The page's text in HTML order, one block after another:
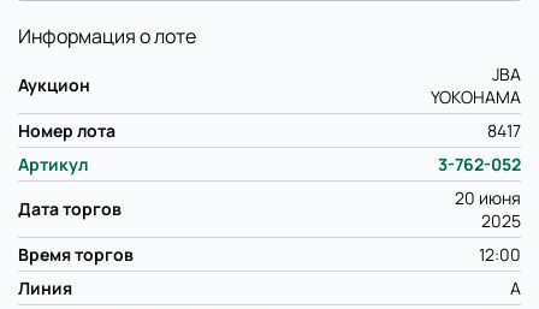
Информация о лоте
Аукцион
JBA
YOKOHAMA
Номер лота
8417
Артикул
3-762-052
Дата торгов
20 июня
2025
Время торгов
12:00
Линия
A